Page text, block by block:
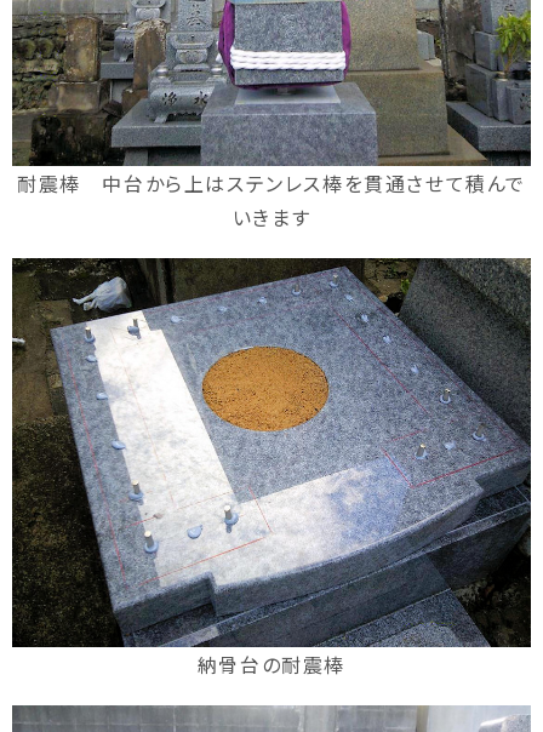
耐震棒 中台から上はステンレス棒を貫通させて積んで
いきます
納骨台の耐震棒